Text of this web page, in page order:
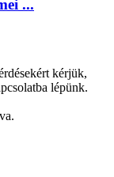
...
kérjük,
lépünk.